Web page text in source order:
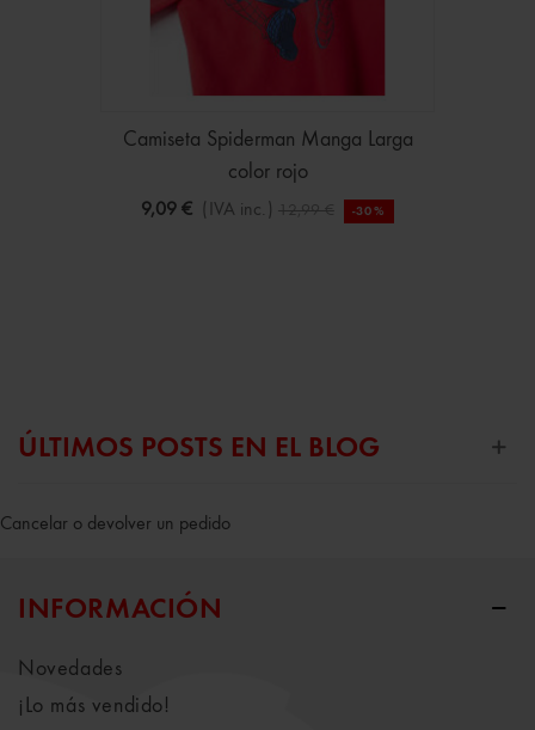
Camiseta Spiderman Manga Larga
color rojo
9,09 € (IVA inc.) 12,99 € -30%
ÚLTIMOS POSTS EN EL BLOG
Cancelar o devolver un pedido
INFORMACIÓN
Novedades
¡Lo más vendido!